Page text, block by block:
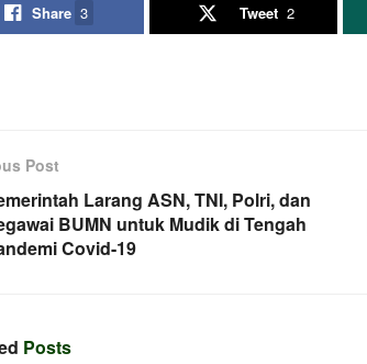
Share 3 Tweet 2
Post
Larang ASN, TNI, Polri, dan
BUMN untuk Mudik di Tengah
Covid-19
Posts